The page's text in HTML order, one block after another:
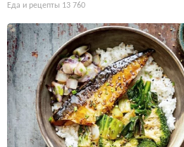
Еда и рецепты 13 760